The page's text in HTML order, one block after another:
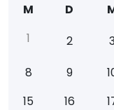
M D
1
2
8
9
15
16